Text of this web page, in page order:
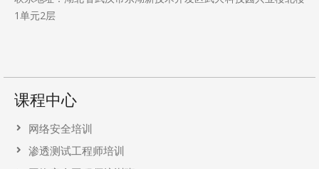
1单元2层
课程中心
网络安全培训
渗透测试工程师培训